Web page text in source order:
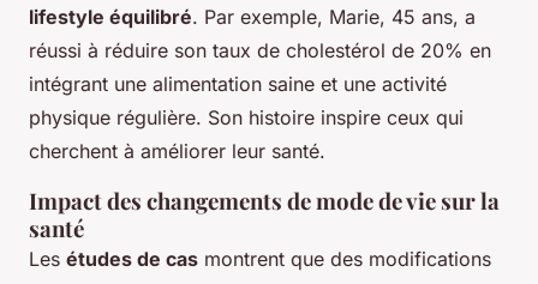
lifestyle équilibré. Par exemple, Marie, 45 ans, a
réussi à réduire son taux de cholestérol de 20% en
intégrant une alimentation saine et une activité
physique régulière. Son histoire inspire ceux qui
cherchent à améliorer leur santé.
Impact des changements de mode de vie sur la
santé
Les études de cas montrent que des modifications